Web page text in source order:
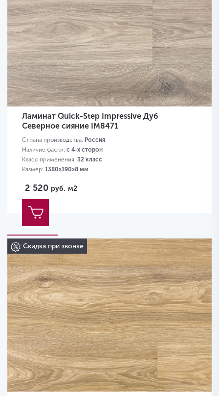
Ламинат Quick-Step Impressive Дуб
Северное сияние IM8471
Страна производства: Россия
Наличие фаски: с 4-х сторон
Класс применения: 32 класс
Размер: 1380х190х8 мм
2 520 руб. м2
Скидка при звонке